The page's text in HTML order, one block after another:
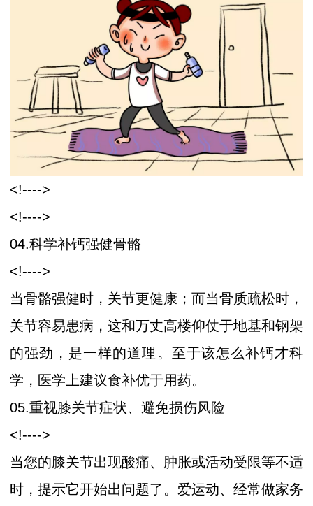
<!---->
<!---->
04.科学补钙强健骨骼
<!---->
当骨骼强健时，关节更健康；而当骨质疏松时，
关节容易患病，这和万丈高楼仰仗于地基和钢架
的强劲，是一样的道理。至于该怎么补钙才科
学，医学上建议食补优于用药。
05.重视膝关节症状、避免损伤风险
<!---->
当您的膝关节出现酸痛、肿胀或活动受限等不适
时，提示它开始出问题了。爱运动、经常做家务